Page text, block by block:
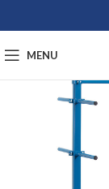
MENU